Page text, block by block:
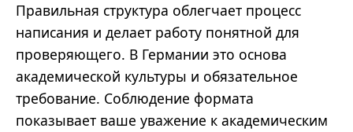
Правильная структура облегчает процесс
написания и делает работу понятной для
проверяющего. В Германии это основа
академической культуры и обязательное
требование. Соблюдение формата
показывает ваше уважение к академическим